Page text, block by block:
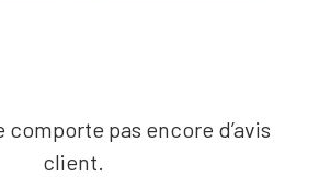
comporte pas encore d’avis
client.